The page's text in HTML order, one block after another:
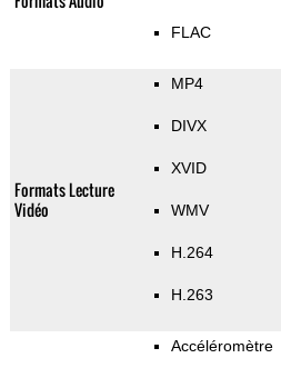
FLAC
Formats Lecture
Vidéo
MP4
DIVX
XVID
WMV
H.264
H.263
Accéléromètre